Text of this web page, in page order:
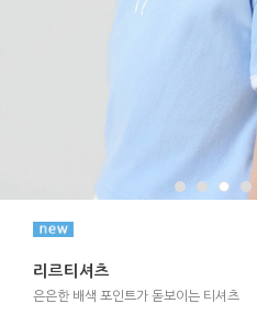
리르티셔츠
은은한 배색 포인트가 돋보이는 티셔츠